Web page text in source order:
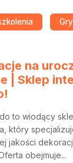
na
| Sklep
to wiodący
który
jakości
obejmuje...